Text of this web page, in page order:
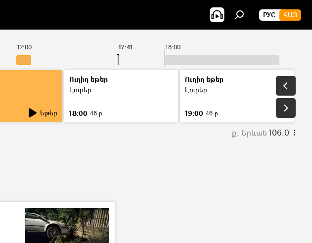
РУС ՀԱՅ
17:00 18:00
17:41
Եթեր
Ուղիղ եթեր
Լուրեր
18:00 46 ր
Ուղիղ եթեր
Լուրեր
19:00 46 ր
ք. Երևան 106.0